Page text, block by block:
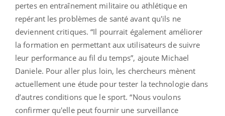
pertes en entraînement militaire ou athlétique en
repérant les problèmes de santé avant qu'ils ne
deviennent critiques. “Il pourrait également améliorer
la formation en permettant aux utilisateurs de suivre
leur performance au fil du temps”, ajoute Michael
Daniele. Pour aller plus loin, les chercheurs mènent
actuellement une étude pour tester la technologie dans
d’autres conditions que le sport. “Nous voulons
confirmer qu'elle peut fournir une surveillance